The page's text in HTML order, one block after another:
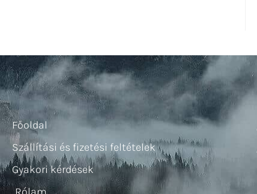
Főoldal
Szállítási és fizetési feltételek
Gyakori kérdések